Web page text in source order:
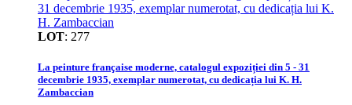
LOT: 277
La peinture française moderne, catalogul expoziției din 5 - 31
decembrie 1935, exemplar numerotat, cu dedicația lui K. H.
Zambaccian